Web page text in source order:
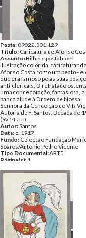
Pasta:09022.001.129
Título: Caricatura de Afonso
Assunto:Bilhete postal com
ilustração colorida, caricaturando
Afonso Costa como um beato -
que era famoso pelas suas
anti-clericais. O retratado ostenta
uma condecoração, fantasiosa,
banda alude à Ordem de Nossa
Senhora da Conceição de Vila
Autoria de F. Santos. Década de
(9x14 cm).
Autor:Santos
Data: c. 1917
Fundo: Colecção Fundação
Soares/António Pedro Vicente
Tipo Documental:ARTE
Página(s): 1